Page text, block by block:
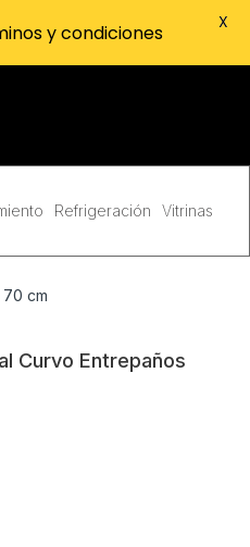
Refrigeración Vitrinas
70 cm
Curvo Entrepaños
y condiciones X